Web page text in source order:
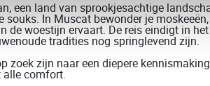
een land van sprookjesachtige
In Muscat bewonder je
de woestijn ervaart. De reis eindigt in
tradities nog springlevend zijn.
zoek zijn naar een diepere
alle comfort.